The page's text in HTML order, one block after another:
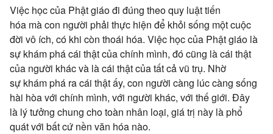
Việc học của Phật giáođi đúng theoquy luậttiến
hóa màcon người phải thực hiện để khỏi sống mộtcuộc
đời vô ích, có khi còn thoái hóa. Việc học của Phật giáo là
sự khám phácái thật của chính mình, đó cũng là cái thật
của người khác và là cái thật của tất cảvũ trụ. Nhờ
sự khám phá ra cái thật ấy, con người càng lúc càng sống
hài hòa với chính mình, với người khác, với thế giới. Đây
là lý tưởng chung cho toàn nhân loại, giá trị này là phổ
quát với bất cứ nền văn hóa nào.